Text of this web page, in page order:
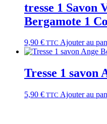
tresse 1 Savon
Bergamote 1
9,90 € TTC Ajouter au
Tresse 1 savon
5,90 € TTC Ajouter au